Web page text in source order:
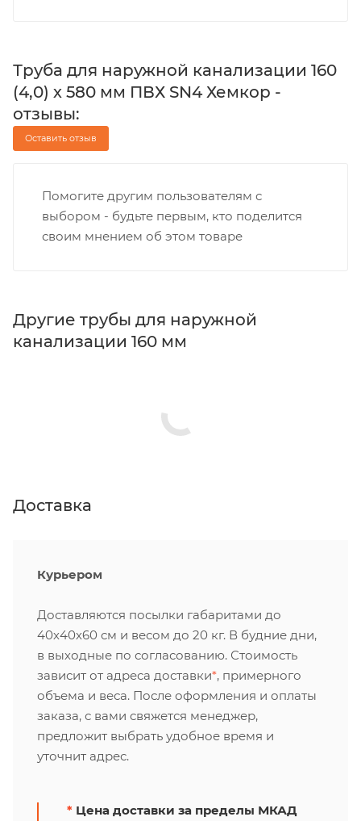
Труба для наружной канализации 160
(4,0) х 580 мм ПВХ SN4 Хемкор -
отзывы:
Оставить отзыв
Помогите другим пользователям с
выбором - будьте первым, кто поделится
своим мнением об этом товаре
Другие трубы для наружной
канализации 160 мм
Доставка
Курьером
Доставляются посылки габаритами до
40х40х60 см и весом до 20 кг. В будние дни,
в выходные по согласованию. Стоимость
зависит от адреса доставки*, примерного
объема и веса. После оформления и оплаты
заказа, с вами свяжется менеджер,
предложит выбрать удобное время и
уточнит адрес.
* Цена доставки за пределы МКАД